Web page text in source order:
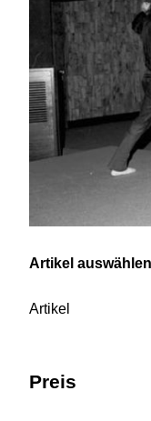
Artikel
Artikel
Preis